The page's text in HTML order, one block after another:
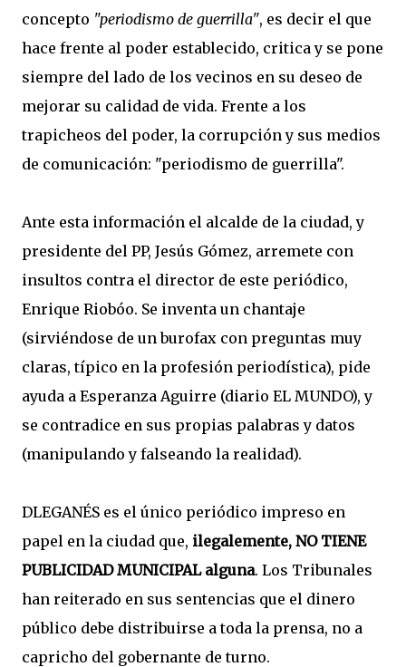
concepto "periodismo de guerrilla", es decir el que
hace frente al poder establecido, critica y se pone
siempre del lado de los vecinos en su deseo de
mejorar su calidad de vida. Frente a los
trapicheos del poder, la corrupción y sus medios
de comunicación: "periodismo de guerrilla".
Ante esta información el alcalde de la ciudad, y
presidente del PP, Jesús Gómez, arremete con
insultos contra el director de este periódico,
Enrique Riobóo. Se inventa un chantaje
(sirviéndose de un burofax con preguntas muy
claras, típico en la profesión periodística), pide
ayuda a Esperanza Aguirre (diario EL MUNDO), y
se contradice en sus propias palabras y datos
(manipulando y falseando la realidad).
DLEGANÉS es el único periódico impreso en
papel en la ciudad que, ilegalemente, NO TIENE
PUBLICIDAD MUNICIPAL alguna. Los Tribunales
han reiterado en sus sentencias que el dinero
público debe distribuirse a toda la prensa, no a
capricho del gobernante de turno.